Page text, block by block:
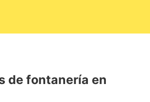
de fontanería en